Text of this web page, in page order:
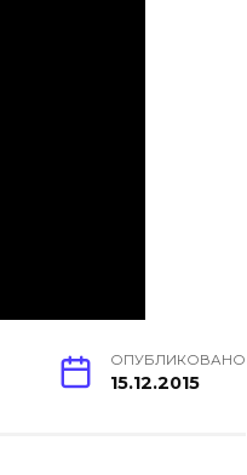
ОПУБЛИКОВАНО
15.12.2015